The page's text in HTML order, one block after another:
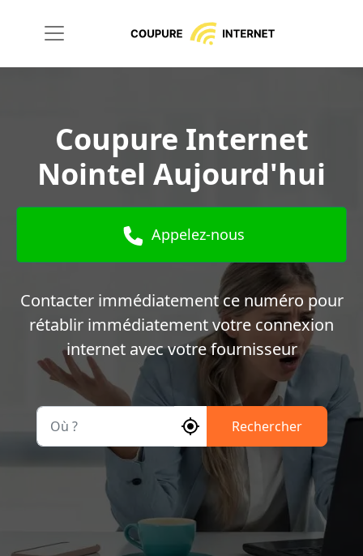
Coupure Internet
Nointel Aujourd'hui
Appelez-nous
Contacter immédiatement ce numéro pour
rétablir immédiatement votre connexion
internet avec votre fournisseur
Rechercher